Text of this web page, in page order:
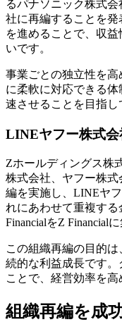
るパナソニック株式
社に再編することを
を進めることで、収
いです。
事業ごとの独立性を
に柔軟に対応できる
速させることを目指し
LINEヤフー株式会
Zホールディングス株
株式会社、ヤフー株
編を実施し、LINEヤ
れにあわせて重複する
FinancialをZ Financial
この組織再編の目的
続的な利益成長です
ことで、経営効率を高
組織再編を成